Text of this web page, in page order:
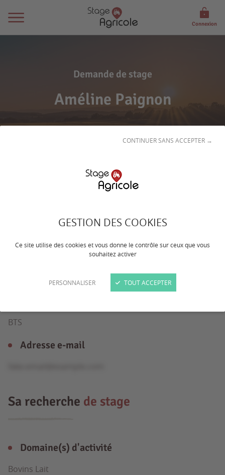
GESTION DES COOKIES
Ce site utilise des cookies et vous donne le contrôle sur ceux que vous
souhaitez activer
PERSONNALISER
CONTINUER SANS ACCEPTER →
TOUT ACCEPTER
Connexion
Demande de stage
Améline Paignon
BTS
Adresse e-mail
Sa recherche de stage
Domaine(s) d'activité
Bovins Lait